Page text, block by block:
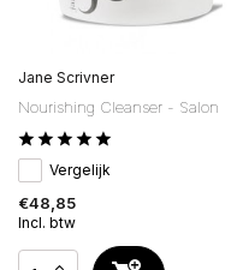
Jane Scrivner
Nourishing Cleanser - Salon
Vergelijk
€48,85
Incl. btw